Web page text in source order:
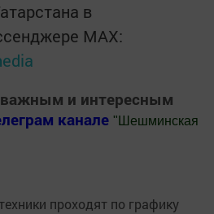
в
MАХ:
и интересным
канале " Шешминская